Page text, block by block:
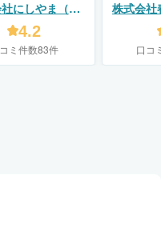
にしやま（リ
スタジオ ニシヤ
マ）
4.2
ミ件数83件
株式会社
口コ